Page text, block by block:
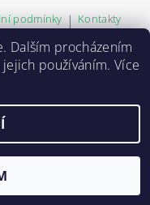
podmínky | Kontakty
vyhrazena
Dalším procházením
používáním. Více